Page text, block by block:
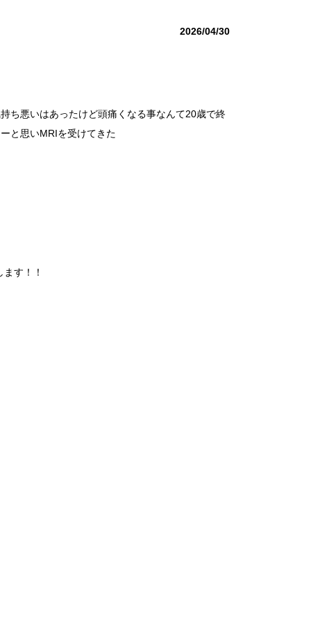
2026/04/30
ち悪いはあったけど頭痛くなる事なんて20歳で終
と思いMRIを受けてきた
す！！